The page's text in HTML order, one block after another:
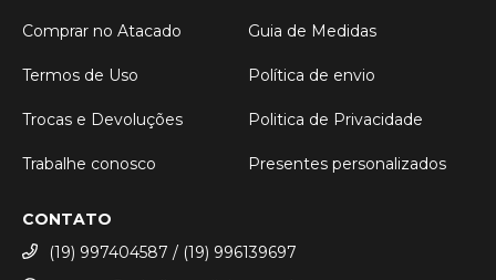
Comprar no Atacado Guia de Medidas
Termos de Uso Política de envio
Trocas e Devoluções Politica de Privacidade
Trabalhe conosco Presentes personalizados
CONTATO
(19) 997404587 / (19) 996139697